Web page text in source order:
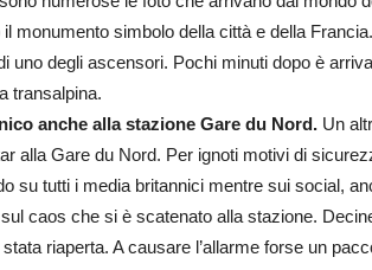
monumento simbolo della città e della
uno degli ascensori. Pochi minuti dopo è
transalpina.
anche alla stazione Gare du Nord. Un
alla Gare du Nord. Per ignoti motivi di
su tutti i media britannici mentre sui social,
caos che si è scatenato alla stazione.
riaperta. A causare l’allarme forse un